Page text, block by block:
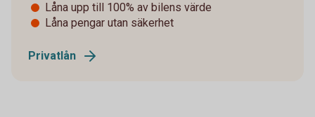
Låna upp till 100% av bilens värde
Låna pengar utan säkerhet
Privatlån